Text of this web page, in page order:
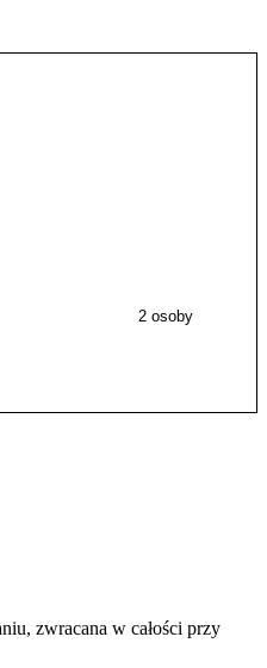
2 osoby
zwracana w całości przy